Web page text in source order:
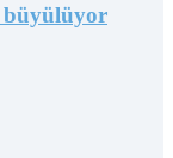
büyülüyor